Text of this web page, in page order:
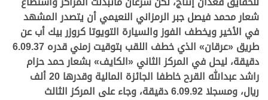
شعار محمد فيصل جبر الرمزاني النعيمي أن يتصدر المشهد
في الأخير ويخطف الفوز والسيارة التويوتا كروزر بيك أب عن
طريق «عرقان» الذي خطف اللقب بتوقيت زمني قدره 6.09.37
دقيقة، ليحل في المركز الثاني «الكايف» بشعار حمد حزام
راشد عبدالله القرح خاطفا الجائزة المالية وقدرها 20 ألف
ريال، ومسجلا 6.09.92 دقيقة، وجاء على المركز الثالث